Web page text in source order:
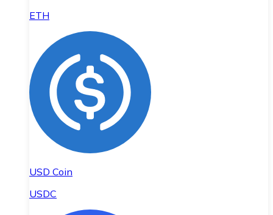
ETH
USD Coin
USDC